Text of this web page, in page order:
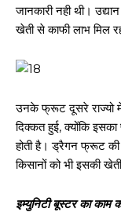
जानकारी नही थी।
खेती से काफी लाभ मिल
उनके फ्रूट दूसरे राज्यो
दिक्कत हुई, क्योंकि इसका
होती है। ड्रैगन फ्रूट
किसानों को भी इसकी
इम्युनिटी बूस्टर का